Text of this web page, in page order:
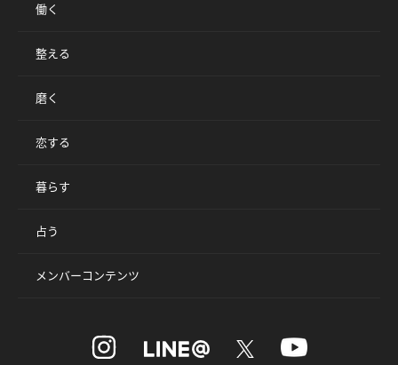
働く
整える
磨く
恋する
暮らす
占う
メンバーコンテンツ